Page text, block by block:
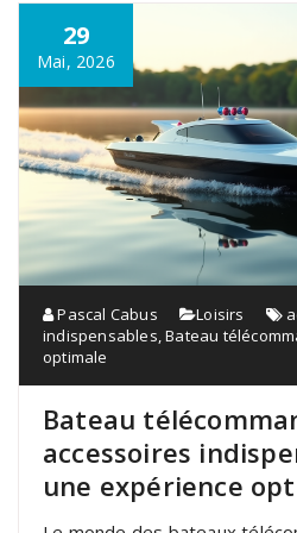
29
Mai, 2026
Pascal Cabus Loisirs
indispensables,Bateau
optimale
Bateau
accessoires
une expérience